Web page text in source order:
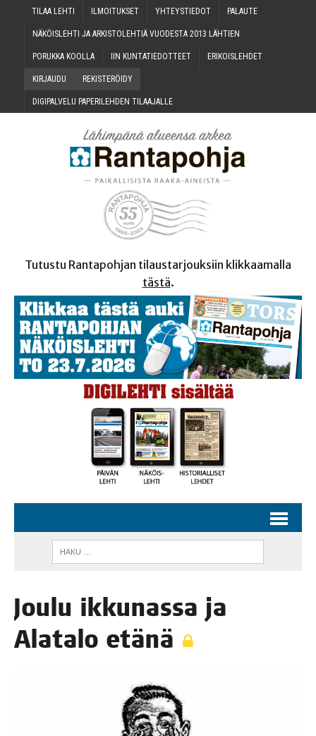
TILAA LEH­TI ILMOI­TUK­SET YHTEYS­TIE­DOT PALAU­TE
NÄKÖIS­LEH­TI JA ARKIS­TO­LEH­TIÄ VUO­DES­TA 2013 LÄHTIEN
PORUK­KA KOOLLA IIN KUN­TA­TIE­DOT­TEET ERI­KOIS­LEH­DET
KIR­JAU­DU REKIS­TE­RÖI­DY
DIGI­PAL­VE­LU PAPE­RI­LEH­DEN TILAAJALLE
Tutustu Rantapohjan tilaustarjouksiin klikkaamalla
tästä.
Jou­lu ikku­nas­sa ja
Ala­ta­lo etänä